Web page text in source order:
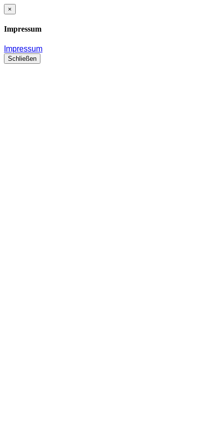
×
Impressum
Impressum
Schließen